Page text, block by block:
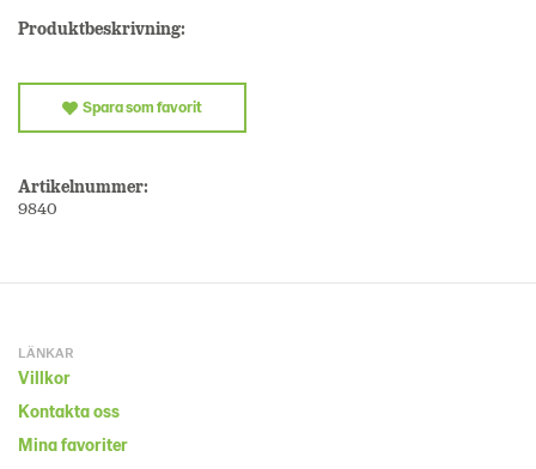
Produktbeskrivning:
Spara som favorit
Artikelnummer:
9840
LÄNKAR
Villkor
Kontakta oss
Mina favoriter